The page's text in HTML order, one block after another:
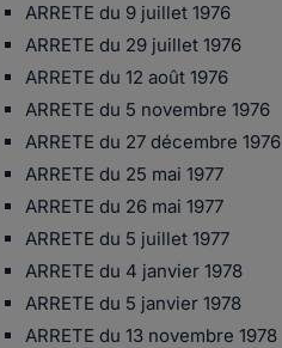
ARRETE du 9 juillet 1976
ARRETE du 29 juillet 1976
ARRETE du 12 août 1976
ARRETE du 5 novembre 1976
ARRETE du 27 décembre 1976
ARRETE du 25 mai 1977
ARRETE du 26 mai 1977
ARRETE du 5 juillet 1977
ARRETE du 4 janvier 1978
ARRETE du 5 janvier 1978
ARRETE du 13 novembre 1978